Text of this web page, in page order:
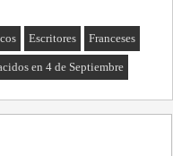
Escritores Franceses
en 4 de Septiembre